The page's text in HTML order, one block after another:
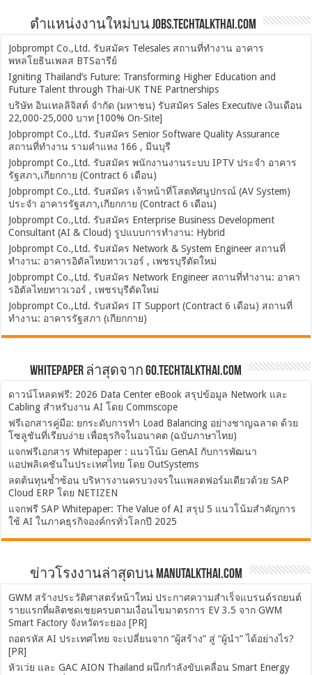
ตำแหน่งงานใหม่บน Jobs.TechTalkThai.com
Jobprompt Co.,Ltd. รับสมัคร Telesales สถานที่ทำงาน อาคาร
พหลโยธินเพลส BTSอารีย์
Igniting Thailand’s Future: Transforming Higher Education and
Future Talent through Thai-UK TNE Partnerships
บริษัท อินเทลลิจิสต์ จำกัด (มหาชน) รับสมัคร Sales Executive เงินเดือน
22,000-25,000 บาท [100% On-Site]
Jobprompt Co.,Ltd. รับสมัคร Senior Software Quality Assurance
สถานที่ทำงาน รามคำแหง 166 , มีนบุรี
Jobprompt Co.,Ltd. รับสมัคร พนักงานงานระบบ IPTV ประจำ อาคาร
รัฐสภา,เกียกกาย (Contract 6 เดือน)
Jobprompt Co.,Ltd. รับสมัคร เจ้าหน้าที่โสตทัศนูปกรณ์ (AV System)
ประจำ อาคารรัฐสภา,เกียกกาย (Contract 6 เดือน)
Jobprompt Co.,Ltd. รับสมัคร Enterprise Business Development
Consultant (AI & Cloud) รูปแบบการทำงาน: Hybrid
Jobprompt Co.,Ltd. รับสมัคร Network & System Engineer สถานที่
ทำงาน: อาคารอิตัลไทยทาวเวอร์ , เพชรบุรีตัดใหม่
Jobprompt Co.,Ltd. รับสมัคร Network Engineer สถานที่ทำงาน: อาคา
รอิตัลไทยทาวเวอร์ , เพชรบุรีตัดใหม่
Jobprompt Co.,Ltd. รับสมัคร IT Support (Contract 6 เดือน) สถานที่
ทำงาน: อาคารรัฐสภา (เกียกกาย)
Whitepaper ล่าสุดจาก Go.TechTalkThai.com
ดาวน์โหลดฟรี: 2026 Data Center eBook สรุปข้อมูล Network และ
Cabling สำหรับงาน AI โดย Commscope
ฟรีเอกสารคู่มือ: ยกระดับการทำ Load Balancing อย่างชาญฉลาด ด้วย
โซลูชันที่เรียบง่าย เพื่อธุรกิจในอนาคต (ฉบับภาษาไทย)
แจกฟรีเอกสาร Whitepaper : แนวโน้ม GenAI กับการพัฒนา
แอปพลิเคชันในประเทศไทย โดย OutSystems
ลดต้นทุนซ้ำซ้อน บริหารงานครบวงจรในแพลตฟอร์มเดียวด้วย SAP
Cloud ERP โดย NETIZEN
แจกฟรี SAP Whitepaper: The Value of AI สรุป 5 แนวโน้มสำคัญการ
ใช้ AI ในภาคธุรกิจองค์กรทั่วโลกปี 2025
ข่าวโรงงานล่าสุดบน ManuTalkThai.com
GWM สร้างประวัติศาสตร์หน้าใหม่ ประกาศความสำเร็จแบรนด์รถยนต์
รายแรกที่ผลิตชดเชยครบตามเงื่อนไขมาตรการ EV 3.5 จาก GWM
Smart Factory จังหวัดระยอง [PR]
ถอดรหัส AI ประเทศไทย จะเปลี่ยนจาก “ผู้สร้าง” สู่ “ผู้นำ” ได้อย่างไร?
[PR]
หัวเว่ย และ GAC AION Thailand ผนึกกำลังขับเคลื่อน Smart Energy